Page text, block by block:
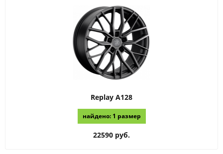
Replay A128
найдено: 1 размер
22590 руб.